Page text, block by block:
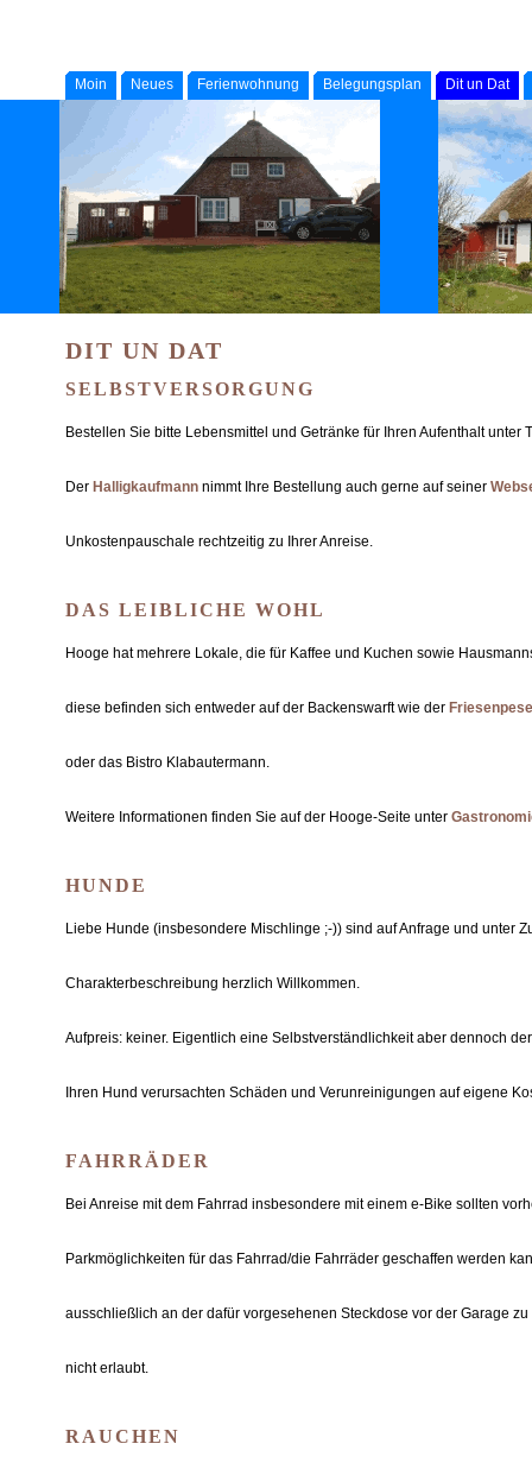
Moin Neues Ferienwohnung Belegungsplan Dit un Dat
DIT UN DAT
SELBSTVERSORGUNG
Bestellen Sie bitte Lebensmittel und Getränke für Ihren Aufenthalt unter
Der Halligkaufmann nimmt Ihre Bestellung auch gerne auf seiner
Unkostenpauschale rechtzeitig zu Ihrer Anreise.
DAS LEIBLICHE WOHL
Hooge hat mehrere Lokale, die für Kaffee und Kuchen sowie
diese befinden sich entweder auf der Backenswarft wie der
oder das Bistro Klabautermann.
Weitere Informationen finden Sie auf der Hooge-Seite unter
HUNDE
Liebe Hunde (insbesondere Mischlinge ;-)) sind auf Anfrage und unter
Charakterbeschreibung herzlich Willkommen.
Aufpreis: keiner. Eigentlich eine Selbstverständlichkeit aber dennoch
Ihren Hund verursachten Schäden und Verunreinigungen auf eigene
FAHRRÄDER
Bei Anreise mit dem Fahrrad insbesondere mit einem e-Bike sollten
Parkmöglichkeiten für das Fahrrad/die Fahrräder geschaffen werden
ausschließlich an der dafür vorgesehenen Steckdose vor der Garage
nicht erlaubt.
RAUCHEN